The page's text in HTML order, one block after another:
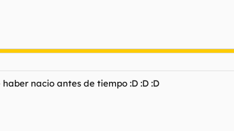
nacio antes de tiempo :D :D :D